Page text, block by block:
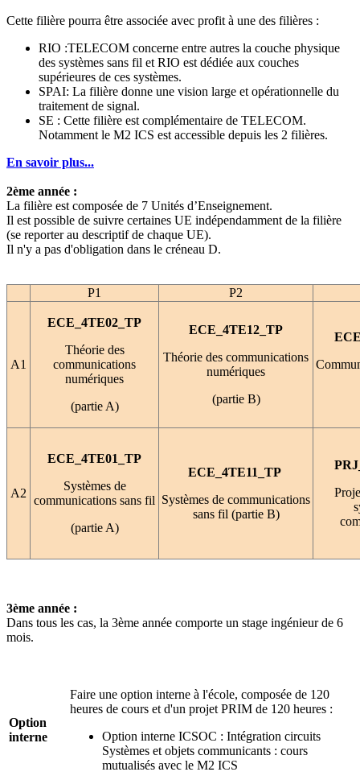
Cette filière pourra être associée avec profit à une des filières :
RIO :TELECOM concerne entre autres la couche physique
des systèmes sans fil et RIO est dédiée aux couches
supérieures de ces systèmes.
SPAI: La filière donne une vision large et opérationnelle du
traitement de signal.
SE : Cette filière est complémentaire de TELECOM.
Notamment le M2 ICS est accessible depuis les 2 filières.
En savoir plus...
2ème année :
La filière est composée de 7 Unités d’Enseignement.
Il est possible de suivre certaines UE indépendamment de la filière
(se reporter au descriptif de chaque UE).
Il n'y a pas d'obligation dans le créneau D.
P1 P2
A1
ECE_4TE02_TP
Théorie des
communications
numériques
(partie A)
ECE_4TE12_TP
Théorie des communications
numériques
(partie B)
A2
ECE_4TE01_TP
Systèmes de
communications sans fil
(partie A)
ECE_4TE11_TP
Systèmes de communications
sans fil (partie B)
3ème année :
Dans tous les cas, la 3ème année comporte un stage ingénieur de 6
mois.
Option
interne
Faire une option interne à l'école, composée de 120
heures de cours et d'un projet PRIM de 120 heures :
Option interne ICSOC : Intégration circuits
Systèmes et objets communicants : cours
mutualisés avec le M2 ICS